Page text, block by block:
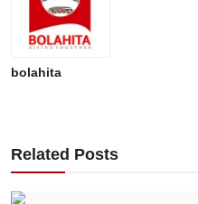
bolahita
Related Posts